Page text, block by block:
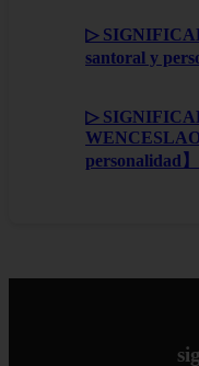
▷
santoral y
▷
personalidad】